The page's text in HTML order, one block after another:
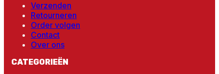
Verzenden
Retourneren
Order volgen
Contact
Over ons
CATEGORIEËN